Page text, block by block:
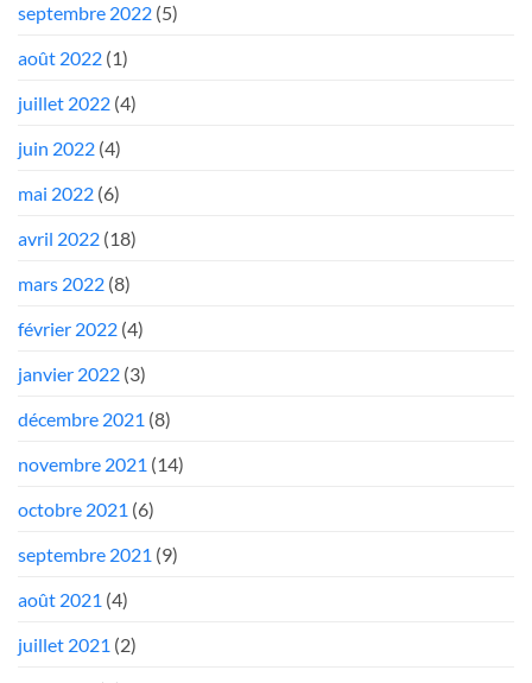
septembre 2022 (5)
août 2022 (1)
juillet 2022 (4)
juin 2022 (4)
mai 2022 (6)
avril 2022 (18)
mars 2022 (8)
février 2022 (4)
janvier 2022 (3)
décembre 2021 (8)
novembre 2021 (14)
octobre 2021 (6)
septembre 2021 (9)
août 2021 (4)
juillet 2021 (2)